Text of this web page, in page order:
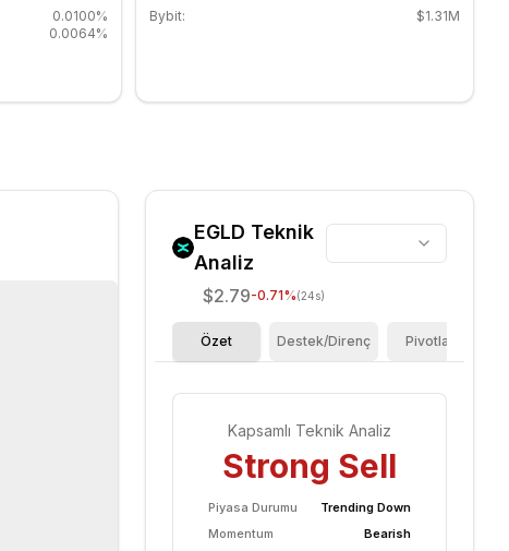
0.0100%
0.0064%
Bybit: $1.31M
EGLD Teknik
Analiz
$2.79-0.71%(24s)
Özet Destek/Direnç Pivotlar
Kapsamlı Teknik Analiz
Strong Sell
Piyasa Durumu
Trending Down
Momentum
Bearish